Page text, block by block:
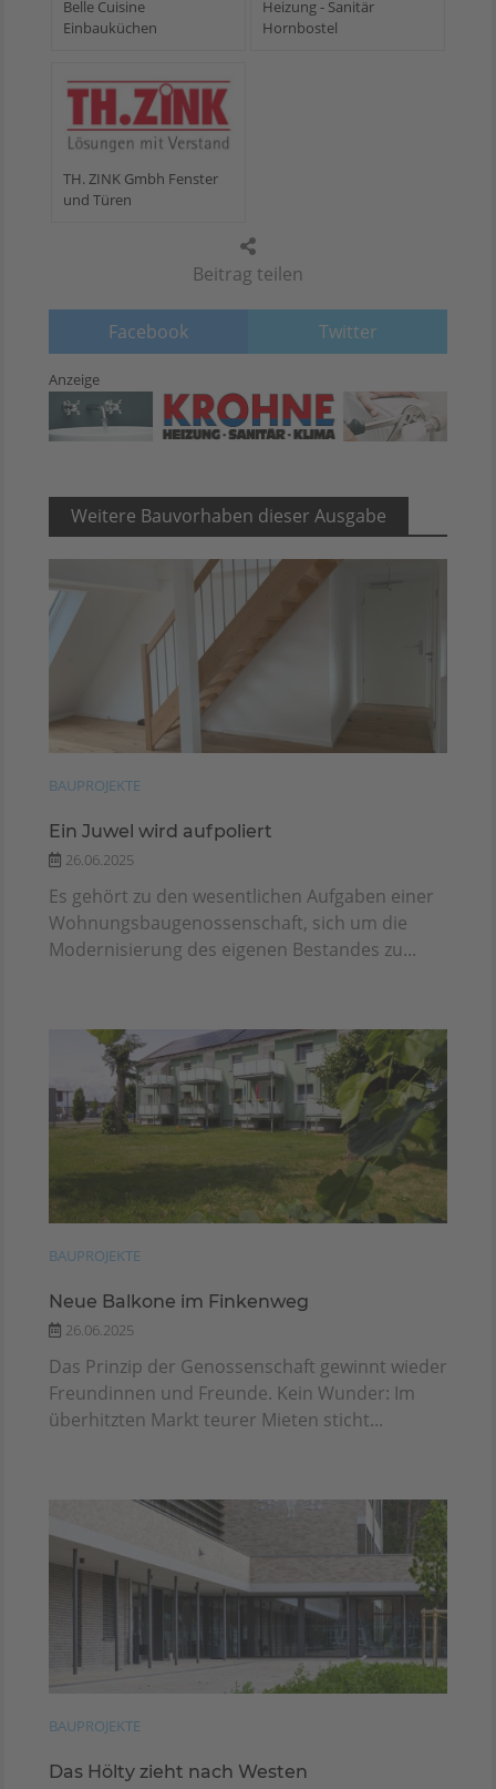
Beitrag teilen
Facebook Twitter
Belle Cuisine
Einbauküchen
Heizung - Sanitär
Hornbostel
TH. ZINK Gmbh Fenster
und Türen
Anzeige
Weitere Bauvorhaben dieser Ausgabe
BAUPROJEKTE
Ein Juwel wird aufpoliert
26.06.2025
Es gehört zu den wesentlichen Aufgaben einer
Wohnungsbaugenossenschaft, sich um die
Modernisierung des eigenen Bestandes zu...
BAUPROJEKTE
Neue Balkone im Finkenweg
26.06.2025
Das Prinzip der Genossenschaft gewinnt wieder
Freundinnen und Freunde. Kein Wunder: Im
überhitzten Markt teurer Mieten sticht...
BAUPROJEKTE
Das Hölty zieht nach Westen